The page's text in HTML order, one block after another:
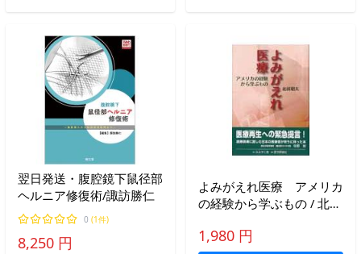
翌日発送・腹腔鏡下鼠径部
ヘルニア修復術/諏訪勝仁
0 (1件)
8,250 円
よみがえれ医療 アメリカ
の経験から学ぶもの / 北浜
1,980 円